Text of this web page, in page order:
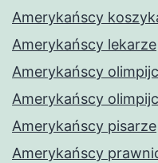
Amerykańscy
Amerykańscy lekarze
Amerykańscy
Amerykańscy
Amerykańscy pisarze
Amerykańscy